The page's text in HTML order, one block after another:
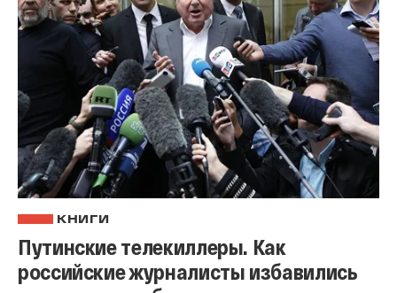
КНИГИ
Путинские телекиллеры. Как
российские журналисты избавились